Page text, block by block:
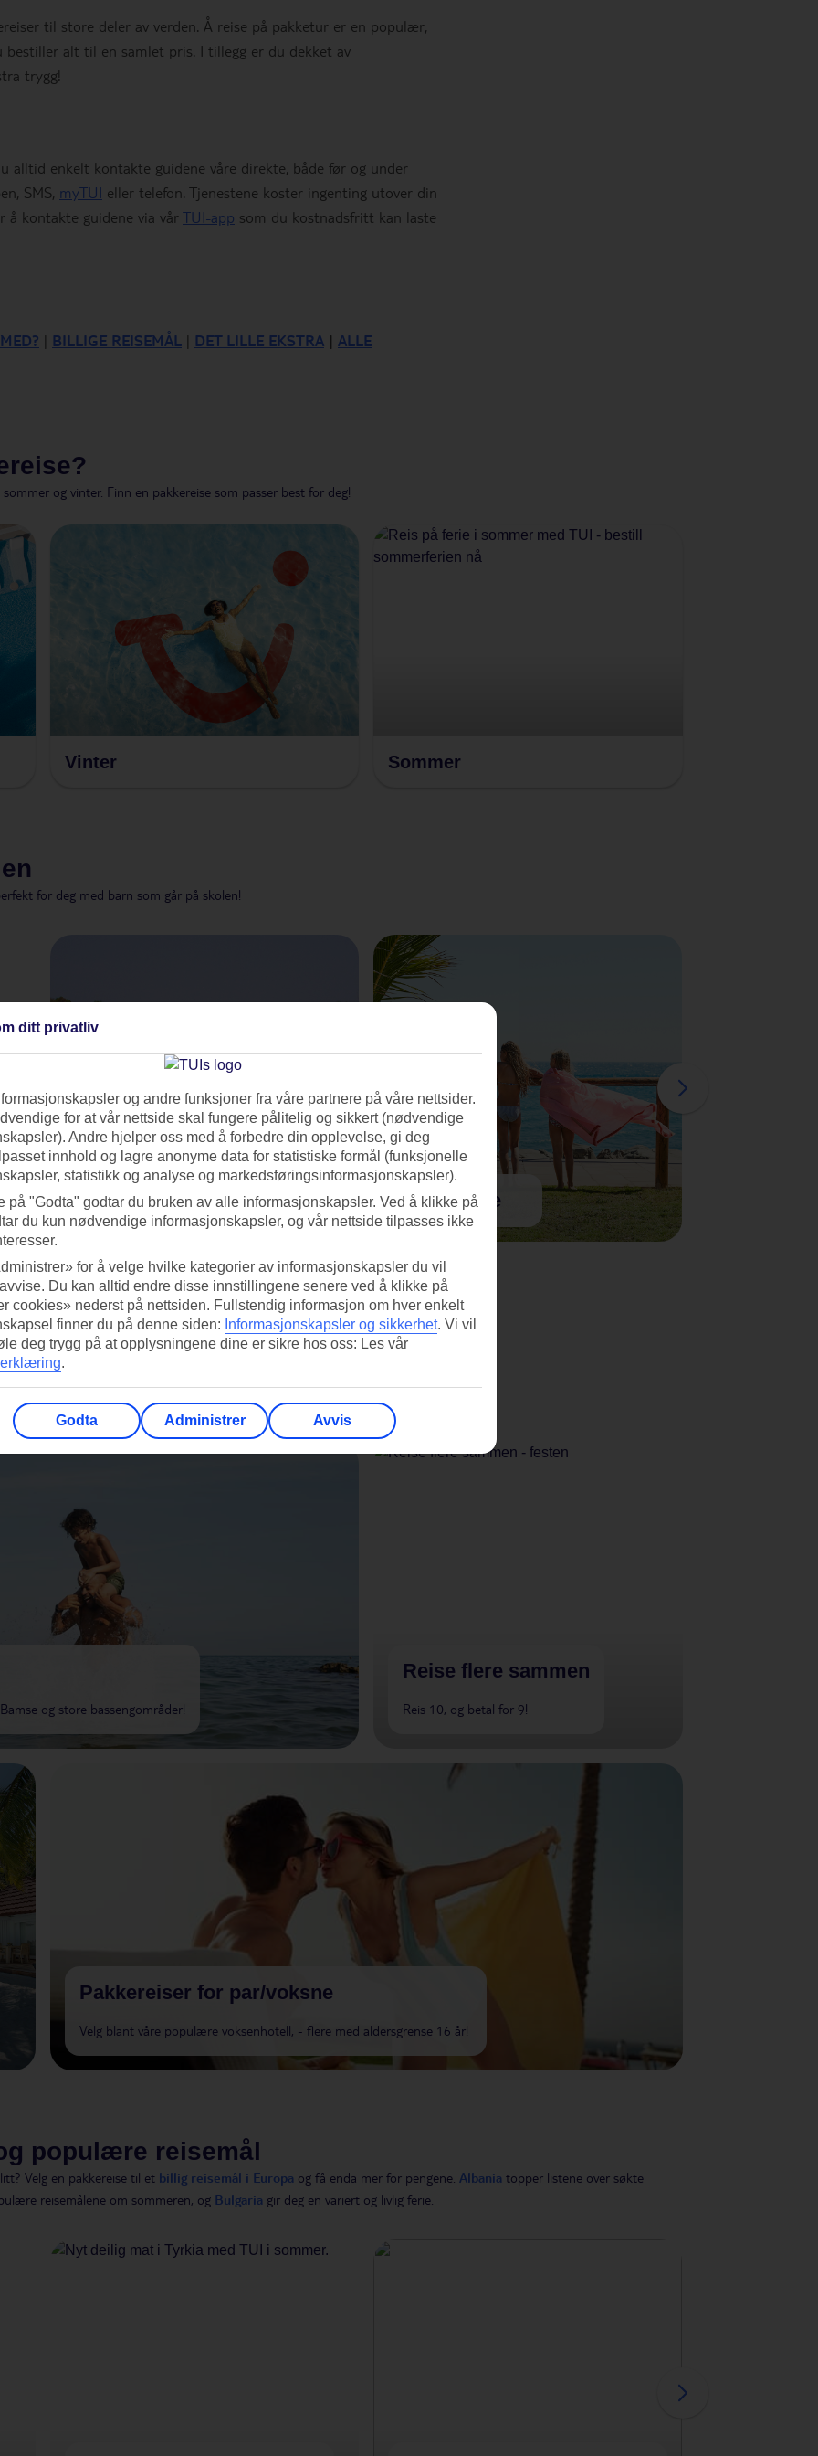
til store deler av verden. Å reise på pakketur er en populær,
bestiller alt til en samlet pris. I tillegg er du dekket av
trygg!
alltid enkelt kontakte guidene våre direkte, både før og under
SMS, myTUI eller telefon. Tjenestene koster ingenting utover din
kontakte guidene via vårTUI-app som du kostnadsfritt kan laste
| BILLIGE REISEMÅL | DET LILLE EKSTRA | ALLE
og vinter. Finn en pakkereise som passer best for deg!
Vinter Sommer
for deg med barn som går på skolen!
Juleferie Vinterferie
med?
alene - så har TUI en reise for deg.
og store bassengområder!
Reise flere sammen
Reis 10, og betal for 9!
Pakkereiser for par/voksne
Velg blant våre populære voksenhotell, - flere med aldersgrense 16 år!
populære reisemål
Velg en pakkereise til et billig reisemål i Europa og få enda mer for pengene. Albania topper listene over søkte
reisemålene om sommeren, og Bulgaria gir deg en variert og livlig ferie.
ditt privatliv
og andre funksjoner fra våre partnere på våre nettsider.
for at vår nettside skal fungere pålitelig og sikkert (nødvendige
Andre hjelper oss med å forbedre din opplevelse, gi deg
innhold og lagre anonyme data for statistiske formål (funksjonelle
statistikk og analyse og markedsføringsinformasjonskapsler).
på "Godta" godtar du bruken av alle informasjonskapsler. Ved å klikke på
du kun nødvendige informasjonskapsler, og vår nettside tilpasses ikke
for å velge hvilke kategorier av informasjonskapsler du vil
Du kan alltid endre disse innstillingene senere ved å klikke på
cookies» nederst på nettsiden. Fullstendig informasjon om hver enkelt
finner du på denne siden: Informasjonskapsler og sikkerhet. Vi vil
deg trygg på at opplysningene dine er sikre hos oss: Les vår
.
Godta Administrer Avvis